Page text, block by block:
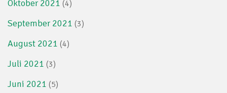
Oktober 2021 (4)
September 2021 (3)
August 2021 (4)
Juli 2021 (3)
Juni 2021 (5)